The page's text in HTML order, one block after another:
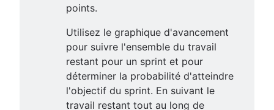
points.
Utilisez le graphique d'avancement
pour suivre l'ensemble du travail
restant pour un sprint et pour
déterminer la probabilité d'atteindre
l'objectif du sprint. En suivant le
travail restant tout au long de